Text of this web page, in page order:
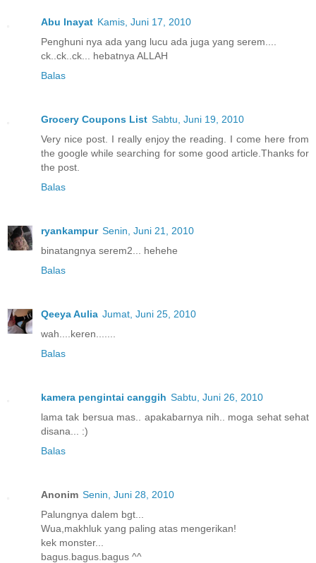
Abu Inayat Kamis, Juni 17, 2010
Penghuni nya ada yang lucu ada juga yang serem....
ck..ck..ck... hebatnya ALLAH
Balas
Grocery Coupons List Sabtu, Juni 19, 2010
Very nice post. I really enjoy the reading. I come here from
the google while searching for some good article.Thanks for
the post.
Balas
ryankampur Senin, Juni 21, 2010
binatangnya serem2... hehehe
Balas
Qeeya Aulia Jumat, Juni 25, 2010
wah....keren.......
Balas
kamera pengintai canggih Sabtu, Juni 26, 2010
lama tak bersua mas.. apakabarnya nih.. moga sehat sehat
disana... :)
Balas
Anonim Senin, Juni 28, 2010
Palungnya dalem bgt...
Wua,makhluk yang paling atas mengerikan!
kek monster...
bagus.bagus.bagus ^^